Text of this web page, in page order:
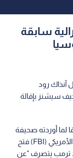
سابقة
آنذاك رود
سيشنز بإقالة
لما أوردته صحيفة
نيويورك بوست، أن مكتب التحقيقات الفيدرالي الأمريكي (FBI) فتح
دونالد ترمب يتصرف "عن